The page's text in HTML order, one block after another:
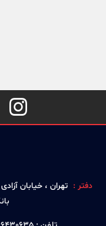

دفتر : تهران ، خيابان